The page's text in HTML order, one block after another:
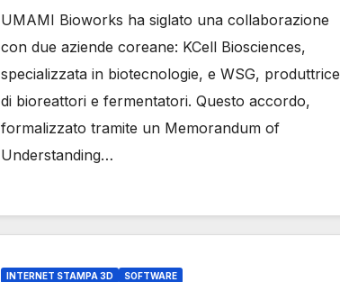
3D in Corea
UMAMI Bioworks ha siglato una collaborazione
con due aziende coreane: KCell Biosciences,
specializzata in biotecnologie, e WSG, produttrice
di bioreattori e fermentatori. Questo accordo,
formalizzato tramite un Memorandum of
Understanding…
INTERNET STAMPA 3D SOFTWARE